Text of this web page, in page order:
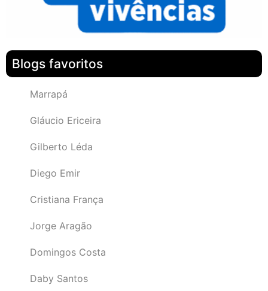
Blogs favoritos
Marrapá
Gláucio Ericeira
Gilberto Léda
Diego Emir
Cristiana França
Jorge Aragão
Domingos Costa
Daby Santos